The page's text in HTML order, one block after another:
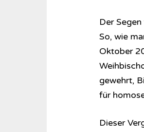
Der
So, wie
Oktober
gewehrt,
für
Dieser